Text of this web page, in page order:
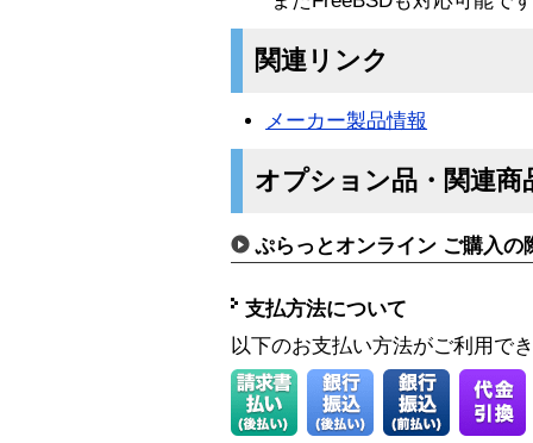
関連リンク
メーカー製品情報
オプション品・関連商
ぷらっとオンライン ご購入の
支払方法について
以下のお支払い方法がご利用で